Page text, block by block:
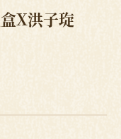
X洪子琁